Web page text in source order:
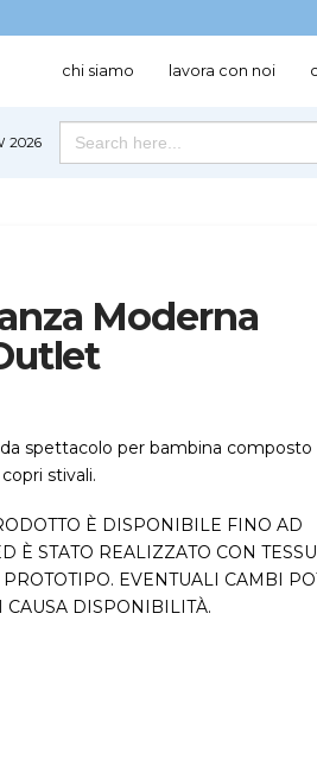
chi siamo lavora con noi
2026
Search
for:
Moderna
spettacolo per bambina composto
stivali.
È DISPONIBILE FINO AD
È STATO REALIZZATO CON
EVENTUALI CAMBI
CAUSA DISPONIBILITÀ.